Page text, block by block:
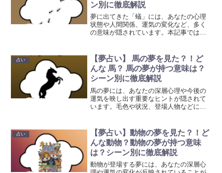
ン別に徹底解説
夢に出てきた「蟻」には、あなたの心理
状態や人間関係、運気の変化など、多く
の意味が隠されています。本記事では、
いです。
占い
【夢占い】 馬の夢を見た？！ど
んな 馬？ 馬の夢が持つ意味は？
シーン別に徹底解説
馬の夢には、あなたの深層心理や今後の
運気を映し出す重要なヒントが隠されて
います。毛色や状況、登場人物などによ
に解説しています。ぜひ参考にして頂け
れば幸いです。
占い
【夢占い】動物の夢を見た？！ど
んな動物？動物の夢が持つ意味
は？シーン別に徹底解説
動物が登場する夢には、あなたの深層心